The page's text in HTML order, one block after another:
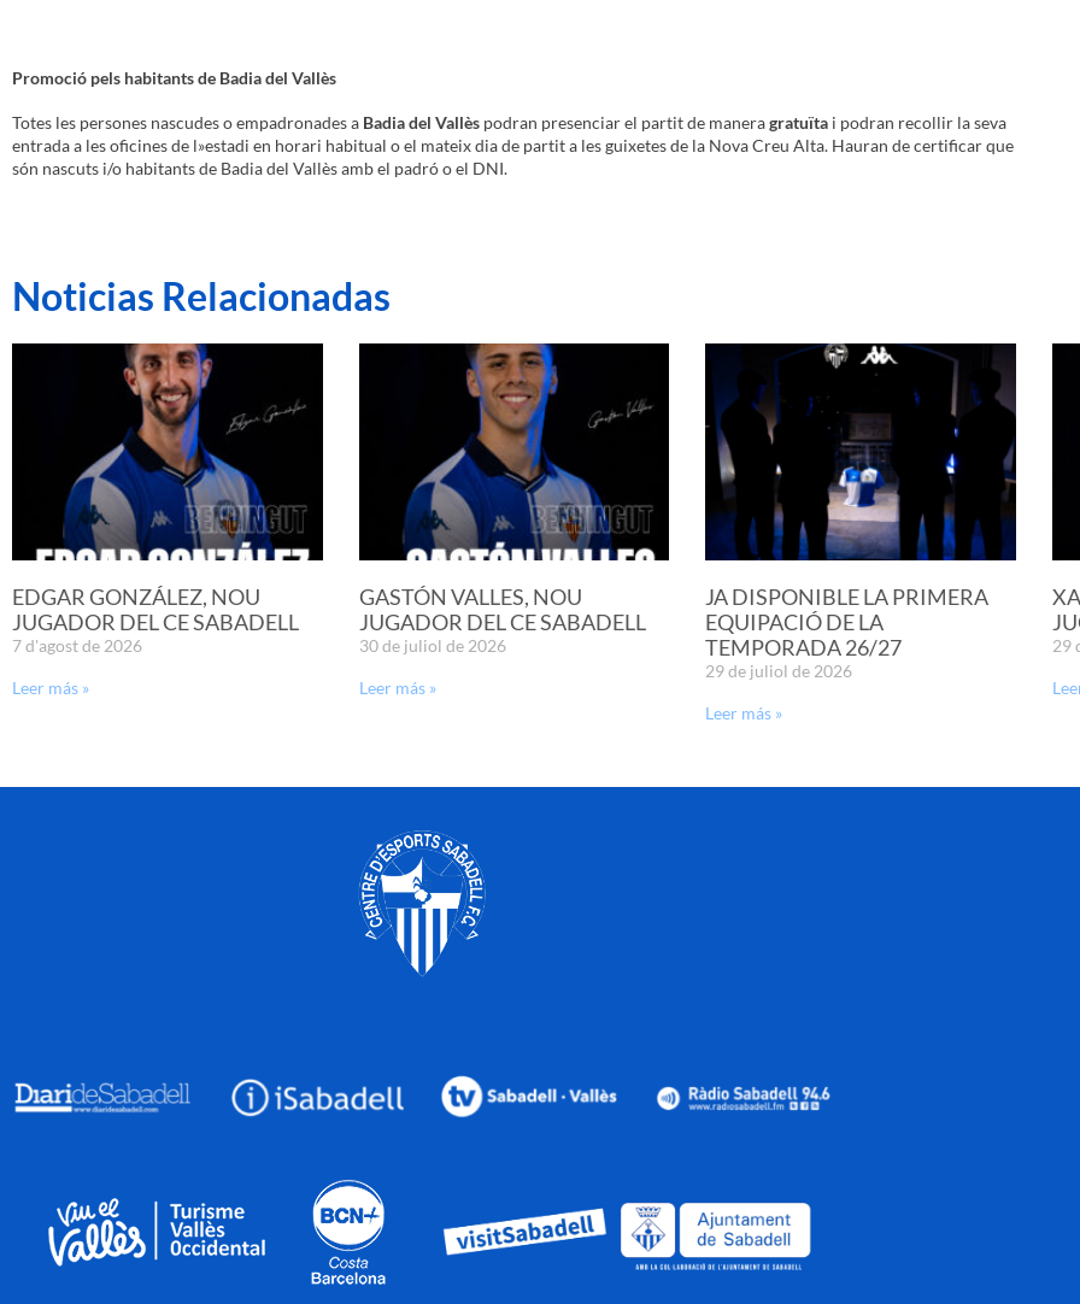
Promoció pels habitants de Badia del Vallès
Totes les persones nascudes o empadronades a Badia del Vallès podran presenciar el partit de maneragratuïta i podran recollir la seva
entrada a les oficines de l»estadi en horari habitual o el mateix dia de partit a les guixetes de la Nova Creu Alta. Hauran de certificar que
són nascuts i/o habitants de Badia del Vallès amb el padró o el DNI.
Noticias Relacionadas
EDGAR GONZÁLEZ, NOU
JUGADOR DEL CE SABADELL
7 d'agost de 2026
Leer más »
GASTÓN VALLES, NOU
JUGADOR DEL CE SABADELL
30 de juliol de 2026
Leer más »
JA DISPONIBLE LA PRIMERA
EQUIPACIÓ DE LA
TEMPORADA 26/27
29 de juliol de 2026
Leer más »
29